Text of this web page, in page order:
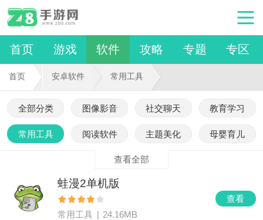
首页 游戏 软件 攻略 专题 专区
首页 安卓软件 常用工具
全部分类 图像影音 社交聊天 教育学习
常用工具 阅读软件 主题美化 母婴育儿
查看全部
查看
蛙漫2单机版
常用工具 | 24.16MB